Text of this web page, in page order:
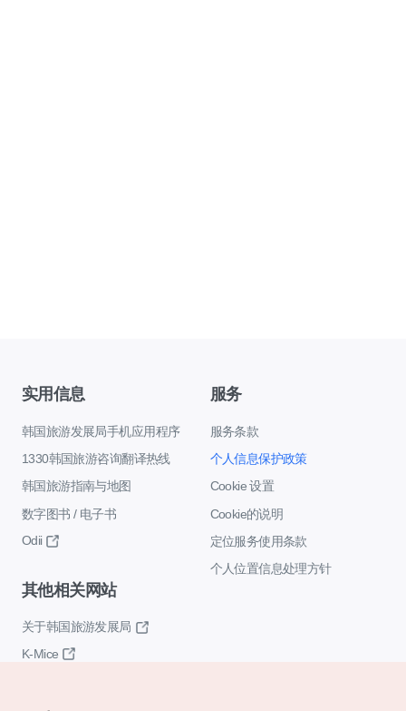
实用信息
韩国旅游发展局手机应用程序
1330韩国旅游咨询翻译热线
韩国旅游指南与地图
数字图书 / 电子书
Odii
服务
服务条款
个人信息保护政策
Cookie 设置
Cookie的说明
定位服务使用条款
个人位置信息处理方针
其他相关网站
关于韩国旅游发展局
K-Mice